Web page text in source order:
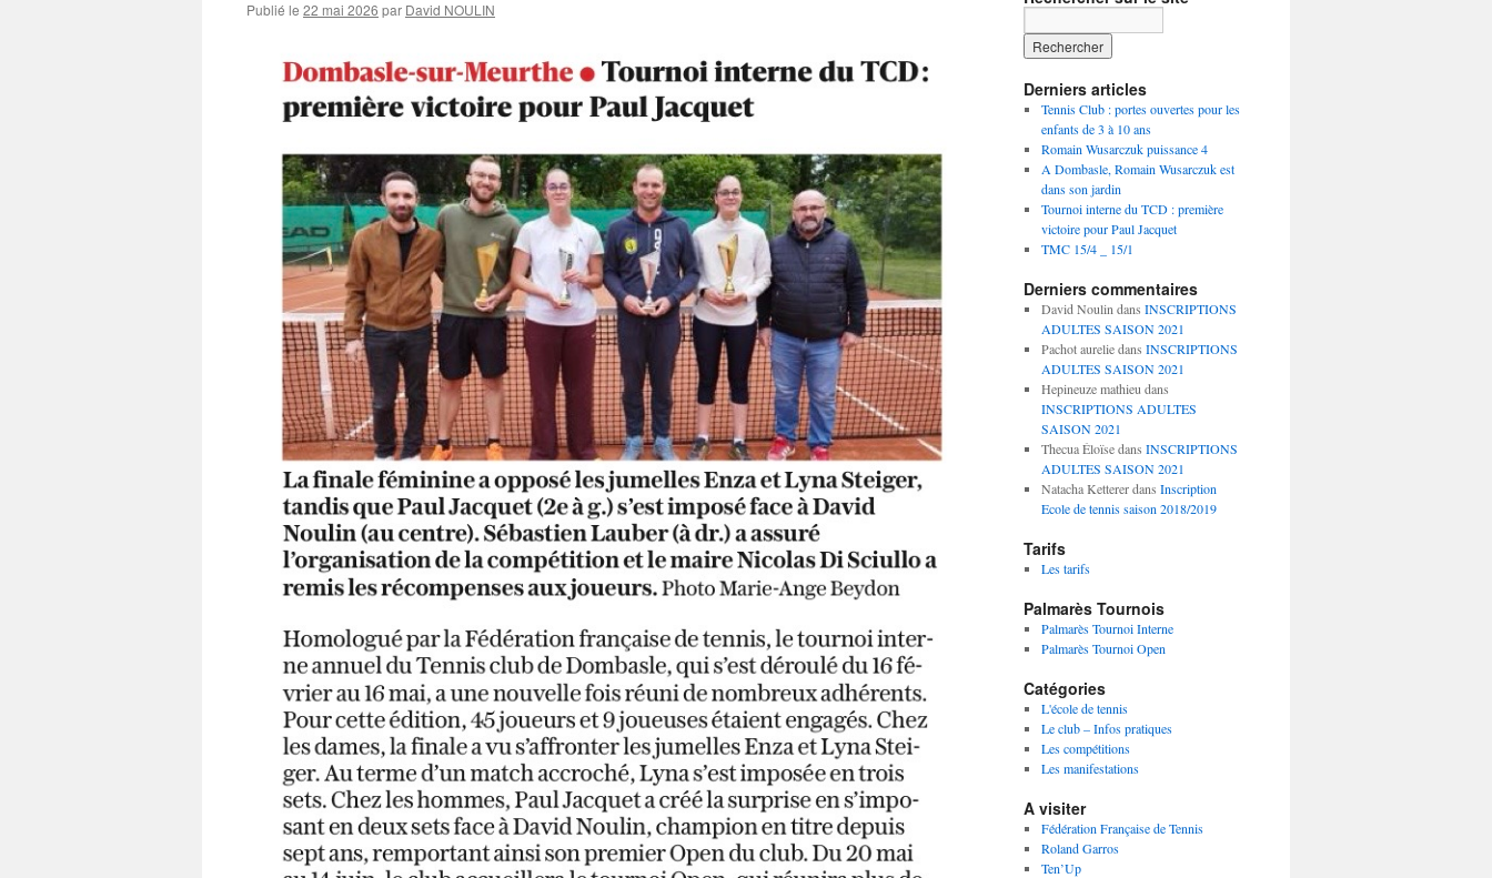
Publié le 22 mai 2026 par David NOULIN
de
sur
Facebook
de
sur
Twitter
de
Instagram
Derniers articles
Tennis Club : portes ouvertes pour les
enfants de 3 à 10 ans
Romain Wusarczuk puissance 4
A Dombasle, Romain Wusarczuk est
dans son jardin
Tournoi interne du TCD : première
victoire pour Paul Jacquet
TMC 15/4 _ 15/1
Derniers commentaires
David Noulin dans INSCRIPTIONS
ADULTES SAISON 2021
Pachot aureliedans INSCRIPTIONS
ADULTES SAISON 2021
Hepineuze mathieu dans
INSCRIPTIONS ADULTES
SAISON 2021
Thecua Éloïsedans INSCRIPTIONS
ADULTES SAISON 2021
Natacha Kettererdans Inscription
Ecole de tennis saison 2018/2019
Tarifs
Les tarifs
Palmarès Tournois
Palmarès Tournoi Interne
Palmarès Tournoi Open
Catégories
L'école de tennis
Le club – Infos pratiques
Les compétitions
Les manifestations
A visiter
Fédération Française de Tennis
Roland Garros
Ten’Up